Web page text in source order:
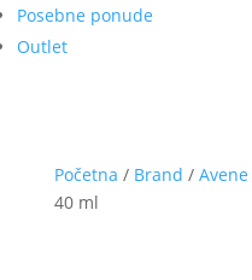
Posebne ponude
Outlet
Početna / Brand / Avene
40 ml